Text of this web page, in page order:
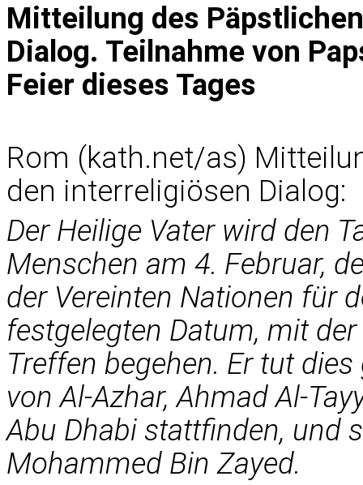
Mitteilung des
Dialog. Teilnahme von
Feier dieses Tages
Rom (kath.net/as)
den interreligiösen Dialog:
Der Heilige Vater wird den
Menschen am 4. Februar,
der Vereinten Nationen für
festgelegten Datum, mit
Treffen begehen. Er tut
von Al-Azhar, Ahmad Al-
Abu Dhabi stattfinden, und
Mohammed Bin Zayed.